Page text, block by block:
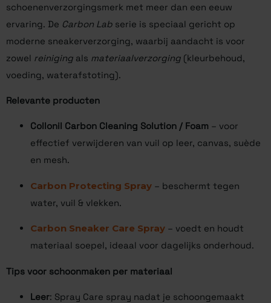
schoenenverzorgingsmerk met meer dan een eeuw
ervaring. De Carbon Lab serie is speciaal gericht op
moderne sneakerverzorging, waarbij aandacht is voor
zowel reiniging als materiaalverzorging (kleurbehoud,
voeding, waterafstoting).
Relevante producten
Collonil Carbon Cleaning Solution / Foam – voor
effectief verwijderen van vuil op leer, canvas, suède
en mesh.
Carbon Protecting Spray – beschermt tegen
water, vuil & vlekken.
Carbon Sneaker Care Spray – voedt en houdt
materiaal soepel, ideaal voor dagelijks onderhoud.
Tips voor schoonmaken per materiaal
Leer: Spray Care spray nadat je schoongemaakt